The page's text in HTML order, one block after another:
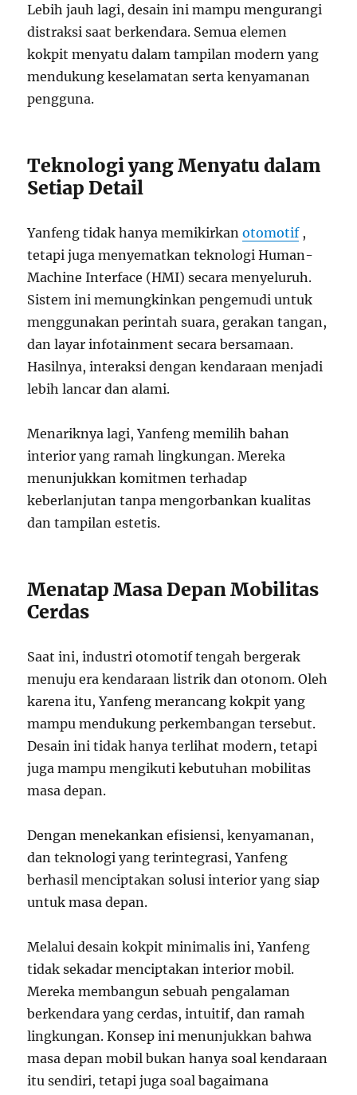
Lebih jauh lagi, desain ini mampu mengurangi
distraksi saat berkendara. Semua elemen
kokpit menyatu dalam tampilan modern yang
mendukung keselamatan serta kenyamanan
pengguna.
Teknologi yang Menyatu dalam
Setiap Detail
Yanfeng tidak hanya memikirkanotomotif,
tetapi juga menyematkan teknologi Human-
Machine Interface (HMI) secara menyeluruh.
Sistem ini memungkinkan pengemudi untuk
menggunakan perintah suara, gerakan tangan,
dan layar infotainment secara bersamaan.
Hasilnya, interaksi dengan kendaraan menjadi
lebih lancar dan alami.
Menariknya lagi, Yanfeng memilih bahan
interior yang ramah lingkungan. Mereka
menunjukkan komitmen terhadap
keberlanjutan tanpa mengorbankan kualitas
dan tampilan estetis.
Menatap Masa Depan Mobilitas
Cerdas
Saat ini, industri otomotif tengah bergerak
menuju era kendaraan listrik dan otonom. Oleh
karena itu, Yanfeng merancang kokpit yang
mampu mendukung perkembangan tersebut.
Desain ini tidak hanya terlihat modern, tetapi
juga mampu mengikuti kebutuhan mobilitas
masa depan.
Dengan menekankan efisiensi, kenyamanan,
dan teknologi yang terintegrasi, Yanfeng
berhasil menciptakan solusi interior yang siap
untuk masa depan.
Melalui desain kokpit minimalis ini, Yanfeng
tidak sekadar menciptakan interior mobil.
Mereka membangun sebuah pengalaman
berkendara yang cerdas, intuitif, dan ramah
lingkungan. Konsep ini menunjukkan bahwa
masa depan mobil bukan hanya soal kendaraan
itu sendiri, tetapi juga soal bagaimana